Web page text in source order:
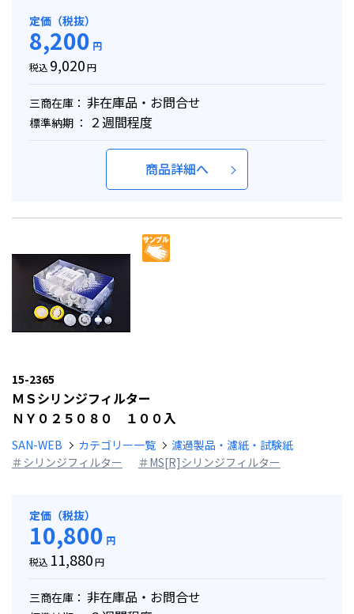
定価（税抜）
8,200 円
税込 9,020円
三商在庫： 非在庫品・お問合せ
標準納期 ： ２週間程度
商品詳細へ
15-2365
ＭＳシリンジフィルター
ＮＹ０２５０８０ １００入
SAN-WEB カテゴリー一覧
濾過製品・濾紙・試験紙
＃シリンジフィルター
＃MS[R]シリンジフィルター
定価（税抜）
10,800 円
税込 11,880円
三商在庫： 非在庫品・お問合せ